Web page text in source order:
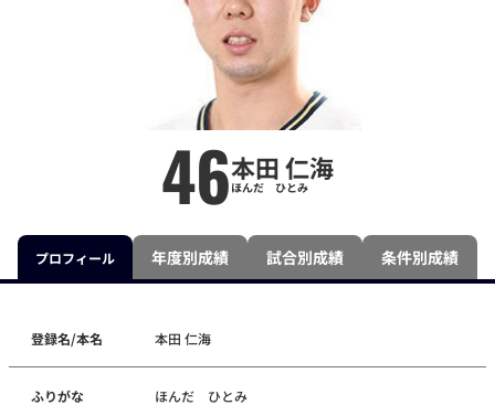
46本田 仁海
ほんだ ひとみ
プロフィール 年度別成績 試合別成績 条件別成績
登録名/本名 本田 仁海
ふりがな ほんだ ひとみ